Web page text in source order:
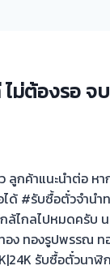
ม่ต้องรอ จบ
ลูกค้าแนะนำต่อ ห
ได้ #รับซื้อตั๋วจำนำ
ล้ไกลไปหมดครับ
อง ทองรูปพรรณ ท
รับซื้อตั๋วนาฬิ